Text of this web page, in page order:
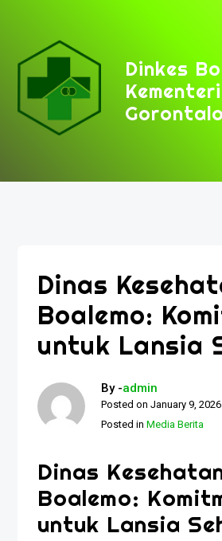
content
Dinkes
Gorontalo
Dinas
Boalemo:
untuk Lansia
By -admin
Posted onJanuary 9, 2026
Posted inMedia Berita
Dinas
Boalemo:
untuk Lansia